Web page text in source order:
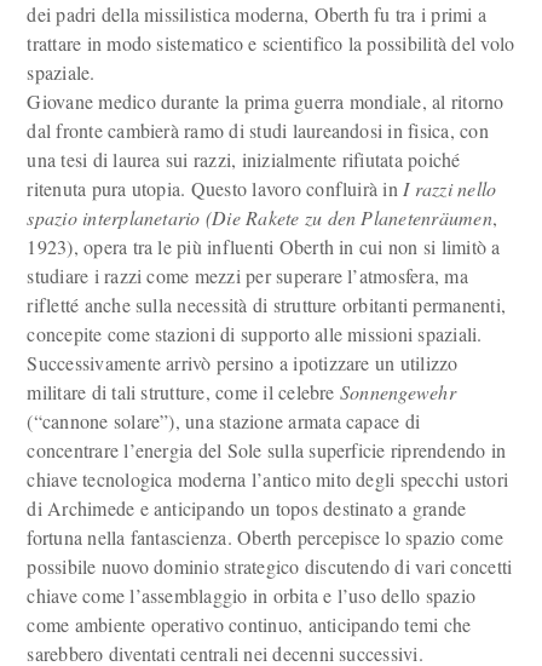
dei padri della missilistica moderna, Oberth fu tra i primi a
trattare in modo sistematico e scientifico la possibilità del volo
spaziale.
Giovane medico durante la prima guerra mondiale, al ritorno
dal fronte cambierà ramo di studi laureandosi in fisica, con
una tesi di laurea sui razzi, inizialmente rifiutata poiché
ritenuta pura utopia. Questo lavoro confluirà in I razzi nello
spazio interplanetario (Die Rakete zu den Planetenräumen,
1923), opera tra le più influenti Oberth in cui non si limitò a
studiare i razzi come mezzi per superare l’atmosfera, ma
rifletté anche sulla necessità di strutture orbitanti permanenti,
concepite come stazioni di supporto alle missioni spaziali.
Successivamente arrivò persino a ipotizzare un utilizzo
militare di tali strutture, come il celebre Sonnengewehr
(“cannone solare”), una stazione armata capace di
concentrare l’energia del Sole sulla superficie riprendendo in
chiave tecnologica moderna l’antico mito degli specchi ustori
di Archimede e anticipando un topos destinato a grande
fortuna nella fantascienza. Oberth percepisce lo spazio come
possibile nuovo dominio strategico discutendo di vari concetti
chiave come l’assemblaggio in orbita e l’uso dello spazio
come ambiente operativo continuo, anticipando temi che
sarebbero diventati centrali nei decenni successivi.